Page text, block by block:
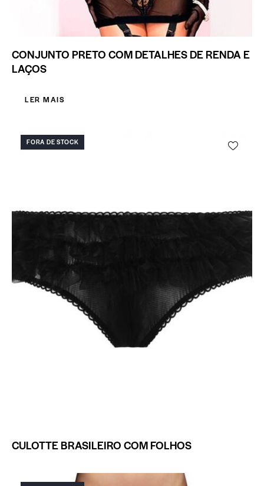
CONJUNTO PRETO COM DETALHES DE RENDA E
LAÇOS
LER MAIS
FORA DE STOCK
CULOTTE BRASILEIRO COM FOLHOS